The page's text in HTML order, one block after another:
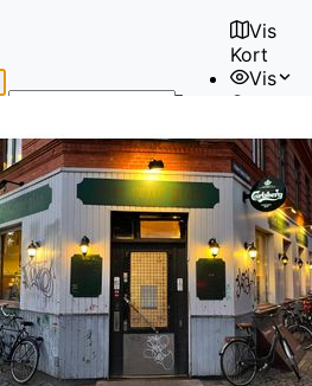
results
found
Vis
Kort
Vis
Om
Bruger